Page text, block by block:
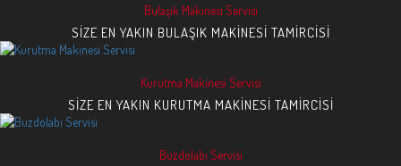
Bulaşık Makinesi Servisi
SIZE EN YAKIN BULAŞIK MAKINESI TAMIRCISI
Kurutma Makinesi Servisi
SIZE EN YAKIN KURUTMA MAKINESI TAMIRCISI
Buzdolabı Servisi